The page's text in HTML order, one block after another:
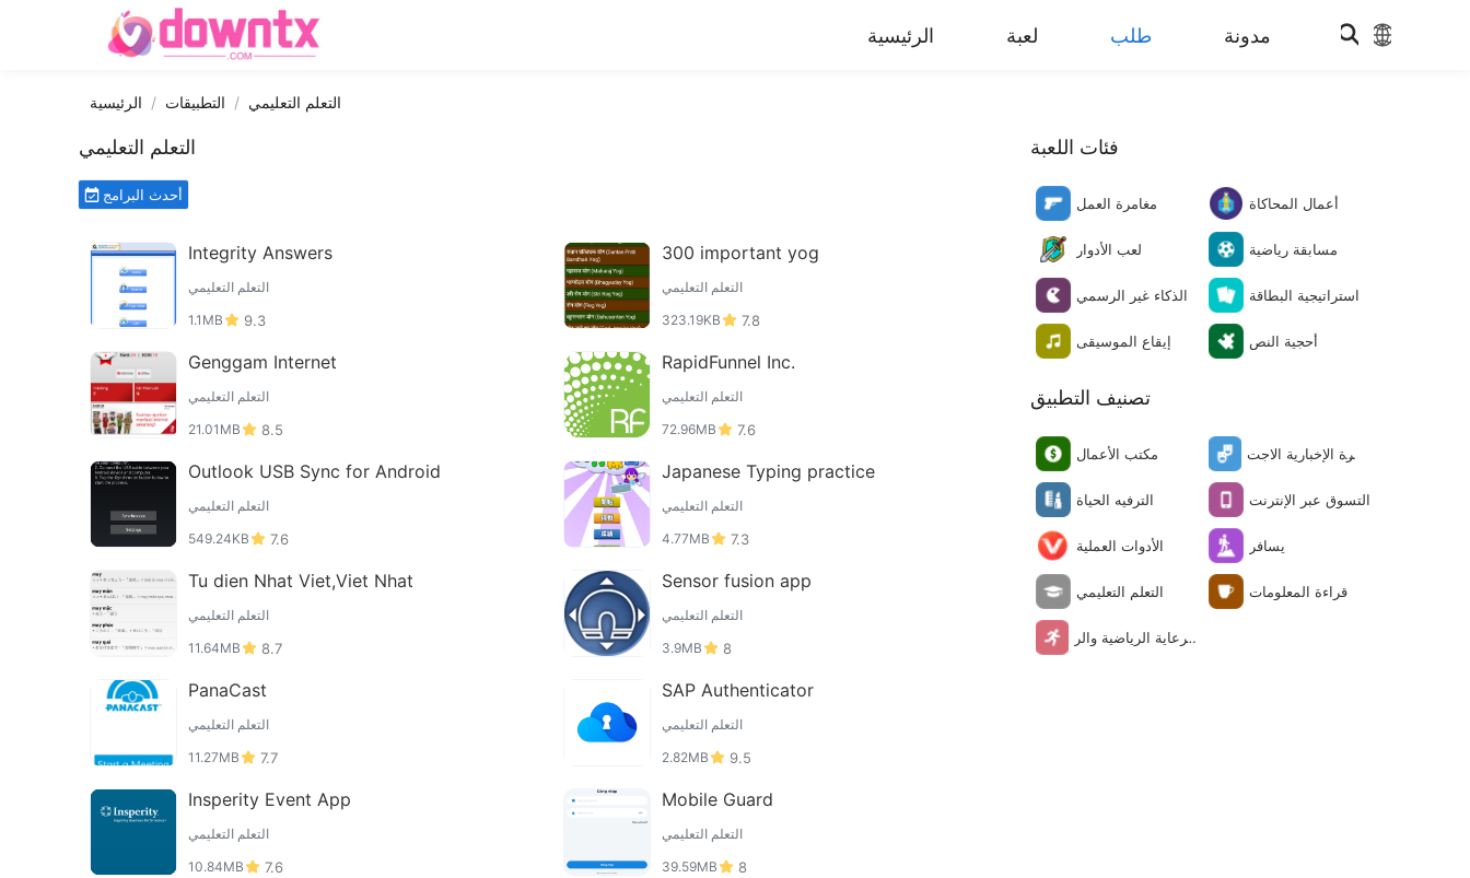
الرئيسية لعبة طلب مدونة
الرئيسية التطبيقات التعلم التعليمي
التعلم التعليمي
أحدث البرامج
Integrity Answers
التعلم التعليمي
1.1MB
9.3
300 important yog
التعلم التعليمي
323.19KB
7.8
Genggam Internet
التعلم التعليمي
21.01MB
8.5
RapidFunnel Inc.
التعلم التعليمي
72.96MB
7.6
Outlook USB Sync for Android
التعلم التعليمي
549.24KB
7.6
Japanese Typing practice
التعلم التعليمي
4.77MB
7.3
Tu dien Nhat Viet,Viet Nhat
التعلم التعليمي
11.64MB
8.7
Sensor fusion app
التعلم التعليمي
3.9MB
8
PanaCast
التعلم التعليمي
11.27MB
7.7
SAP Authenticator
التعلم التعليمي
2.82MB
9.5
Insperity Event App
التعلم التعليمي
10.84MB
7.6
Mobile Guard
التعلم التعليمي
39.59MB
8
فئات اللعبة
مغامرة العمل أعمال المحاكاة
لعب الأدوار مسابقة رياضية
الذكاء غير الرسمي استراتيجية البطاقة
إيقاع الموسيقى أحجية النص
تصنيف التطبيق
مكتب الأعمال
النشرة الإخبارية الاجت
الترفيه الحياة
التسوق عبر الإنترنت
الأدوات العملية يسافر
التعلم التعليمي قراءة المعلومات
الرعاية الرياضية والر